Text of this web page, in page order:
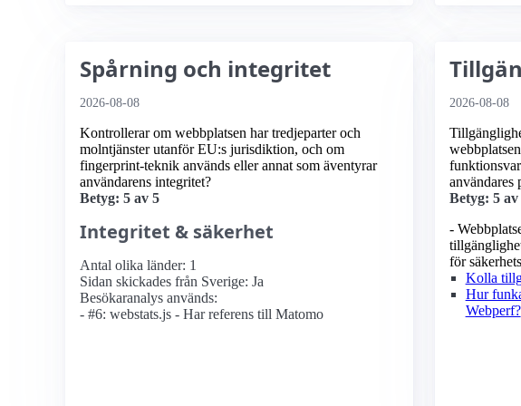
Spårning och integritet
2026-08-08
Kontrollerar om webbplatsen har tredjeparter och
molntjänster utanför EU:s jurisdiktion, och om
fingerprint-teknik används eller annat som äventyrar
användarens integritet?
Betyg: 5 av 5
Integritet & säkerhet
Antal olika länder: 1
Sidan skickades från Sverige: Ja
Besökaranalys används:
- #6: webstats.js - Har referens till Matomo
2026-08-08
användares
Betyg: 5 av
-
för
Kolla
Hur
Webperf?